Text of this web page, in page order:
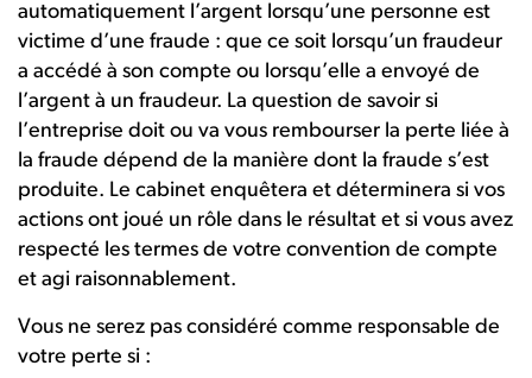
automatiquement l’argent lorsqu’une personne est
victime d’une fraude : que ce soit lorsqu’un fraudeur
a accédé à son compte ou lorsqu’elle a envoyé de
l’argent à un fraudeur. La question de savoir si
l’entreprise doit ou va vous rembourser la perte liée à
la fraude dépend de la manière dont la fraude s’est
produite. Le cabinet enquêtera et déterminera si vos
actions ont joué un rôle dans le résultat et si vous avez
respecté les termes de votre convention de compte
et agi raisonnablement.
Vous ne serez pas considéré comme responsable de
votre perte si :